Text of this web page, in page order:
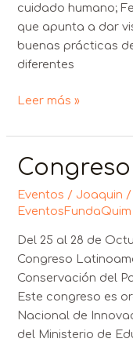
cuidado humano;
que apunta a dar
buenas prácticas
diferentes
Leer más »
Congreso
Eventos / Joaquin /
EventosFundaQuim
Del 25 al 28 de
Congreso
Conservación del
Este congreso es
Nacional de
del Ministerio de
Congreso
CLASMAC